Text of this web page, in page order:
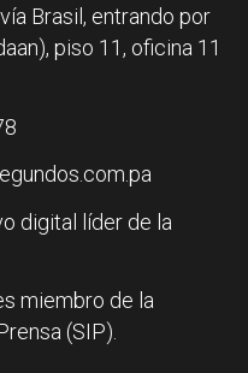
Brasil, entrando por
piso 11, oficina 11
digital líder de la
miembro de la
(SIP).